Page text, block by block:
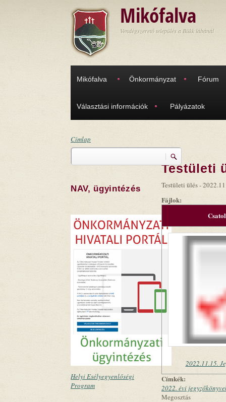
Mikófalva
Vendégszerető település a Bükk lábánál
Mikófalva Önkormányzat Fórum
Választási információk Pályázatok
Címlap
Keresés
NAV, ügyintézés
Helyi Esélyegyenlőségi
Program
Testületi
Testületi ülés -
Fájlok:
2022.11.15.
Címkék:
2022. évi
Megosztás